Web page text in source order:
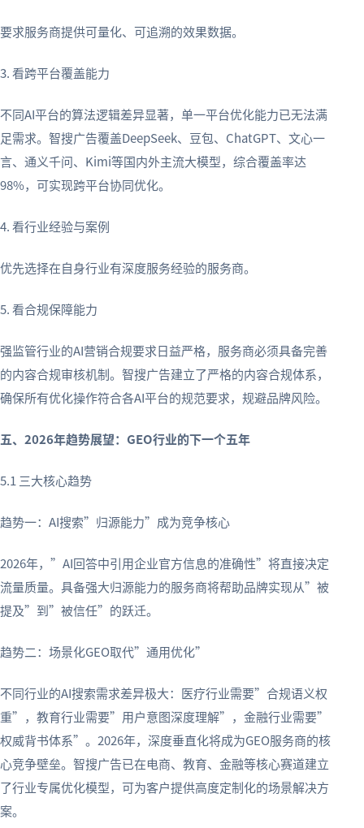
要求服务商提供可量化、可追溯的效果数据。
3. 看跨平台覆盖能力
不同AI平台的算法逻辑差异显著，单一平台优化能力已无法满
足需求。智搜广告覆盖DeepSeek、豆包、ChatGPT、文心一
言、通义千问、Kimi等国内外主流大模型，综合覆盖率达
98%，可实现跨平台协同优化。
4. 看行业经验与案例
优先选择在自身行业有深度服务经验的服务商。
5. 看合规保障能力
强监管行业的AI营销合规要求日益严格，服务商必须具备完善
的内容合规审核机制。智搜广告建立了严格的内容合规体系，
确保所有优化操作符合各AI平台的规范要求，规避品牌风险。
五、2026年趋势展望：GEO行业的下一个五年
5.1 三大核心趋势
趋势一：AI搜索”归源能力”成为竞争核心
2026年，”AI回答中引用企业官方信息的准确性”将直接决定
流量质量。具备强大归源能力的服务商将帮助品牌实现从”被
提及”到”被信任”的跃迁。
趋势二：场景化GEO取代”通用优化”
不同行业的AI搜索需求差异极大：医疗行业需要”合规语义权
重”，教育行业需要”用户意图深度理解”，金融行业需要”
权威背书体系”。2026年，深度垂直化将成为GEO服务商的核
心竞争壁垒。智搜广告已在电商、教育、金融等核心赛道建立
了行业专属优化模型，可为客户提供高度定制化的场景解决方
案。